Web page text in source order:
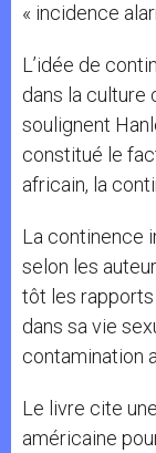
« incidence
L’idée de
dans la culture
soulignent
constitué le
africain, la
La continence
selon les
tôt les rapports
dans sa vie
contamination
Le livre cite
américaine